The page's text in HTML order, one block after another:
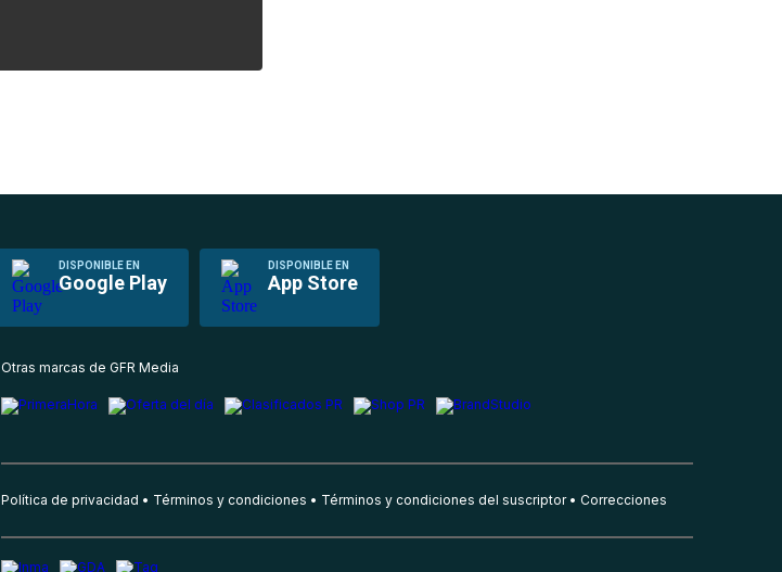
DISPONIBLE EN
Google Play
DISPONIBLE EN
App Store
Otras marcas de GFR Media
Política de privacidad Términos y condiciones Términos y condiciones del suscriptor Correcciones